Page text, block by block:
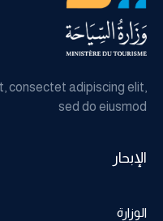
consectet adipiscing elit,
sed do eiusmod
الإبحار
الوزارة